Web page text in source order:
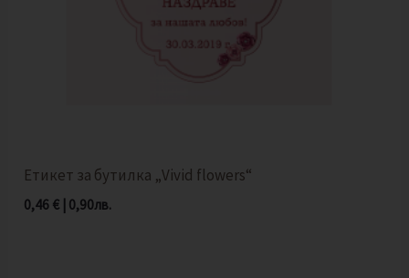
Етикет за бутилка „Vivid flowers“
0,46 € 0,90лв.